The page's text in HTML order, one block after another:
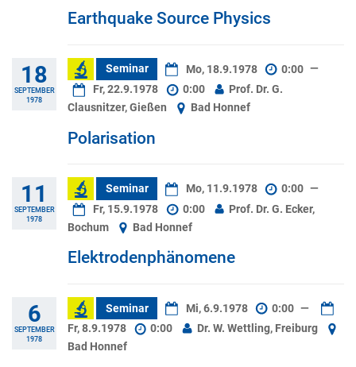
Earthquake Source Physics
18
SEPTEMBER
1978
Seminar Mo, 18.9.1978 0:00 —
Fr, 22.9.1978
0:00
Prof. Dr. G.
Clausnitzer, Gießen
Bad Honnef
Polarisation
11
SEPTEMBER
1978
Seminar Mo, 11.9.1978 0:00 —
Fr, 15.9.1978
0:00
Prof. Dr. G. Ecker,
Bochum
Bad Honnef
Elektrodenphänomene
6
SEPTEMBER
1978
Seminar Mi, 6.9.1978 0:00 —
Fr, 8.9.1978
0:00
Dr. W. Wettling, Freiburg
Bad Honnef